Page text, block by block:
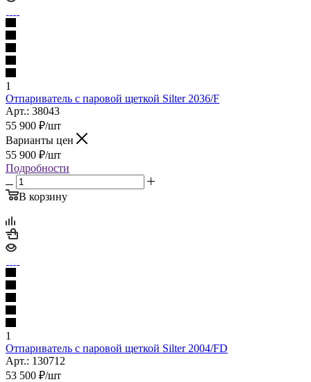
1
Отпариватель с паровой щеткой Silter 2036/F
Арт.: 38043
55 900 ₽/шт
Варианты цен
55 900 ₽/шт
Подробности
В корзину
1
Отпариватель с паровой щеткой Silter 2004/FD
Арт.: 130712
53 500 ₽/шт